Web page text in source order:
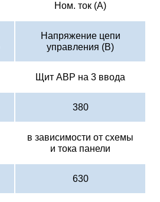
Ном. ток (А)
Напряжение цепи
управления (В)
Щит АВР на 3 ввода
380
в зависимости от схемы
и тока панели
630